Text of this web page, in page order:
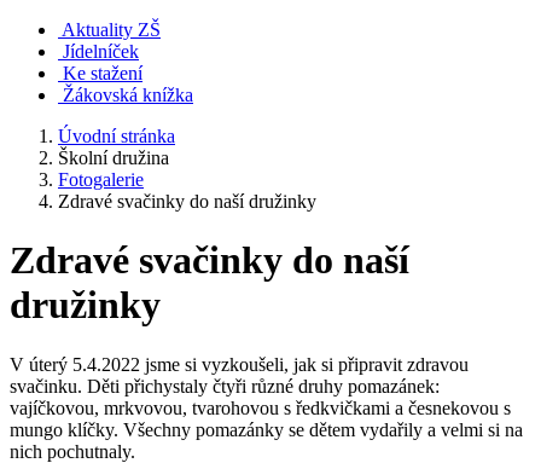
Aktuality ZŠ
Jídelníček
Ke stažení
Žákovská knížka
Úvodní stránka
Školní družina
Fotogalerie
Zdravé svačinky do naší družinky
Zdravé svačinky do naší
družinky
V úterý 5.4.2022 jsme si vyzkoušeli, jak si připravit zdravou
svačinku. Děti přichystaly čtyři různé druhy pomazánek:
vajíčkovou, mrkvovou, tvarohovou s ředkvičkami a česnekovou s
mungo klíčky. Všechny pomazánky se dětem vydařily a velmi si na
nich pochutnaly.